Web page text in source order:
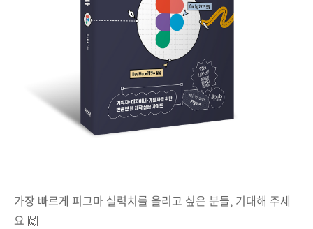
가장 빠르게 피그마 실력치를 올리고 싶은 분들, 기대해 주세
요 🙌